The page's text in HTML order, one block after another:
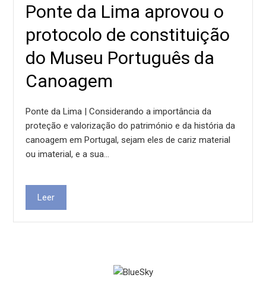
Ponte da Lima aprovou o
protocolo de constituição
do Museu Português da
Canoagem
Ponte da Lima | Considerando a importância da
proteção e valorização do património e da história da
canoagem em Portugal, sejam eles de cariz material
ou imaterial, e a sua…
Leer